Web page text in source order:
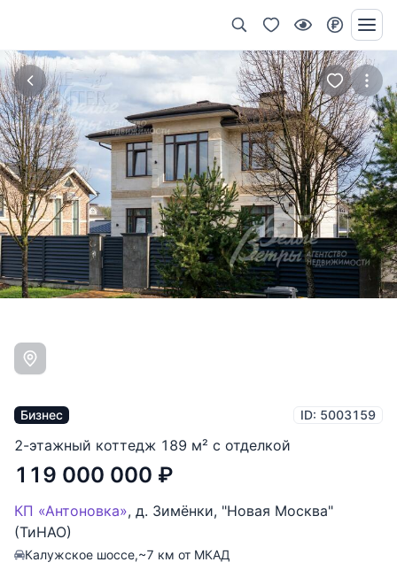
Бизнес ID: 5003159
2-этажный коттедж 189 м² с отделкой
119 000 000 ₽
КП «Антоновка», д. Зимёнки, "Новая Москва"
(ТиНАО)
Калужское шоссе,~7 км от МКАД